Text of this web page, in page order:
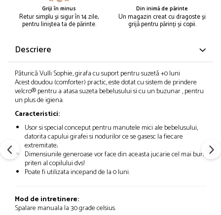
Griji în minus
Retur simplu și sigur în 14 zile,
pentru liniștea ta de părinte.
Din inimă de părinte
Un magazin creat cu dragoste și
grijă pentru părinți și copii.
Descriere
Păturică Vulli Sophie, girafa cu suport pentru suzetă +0 luni
Acest doudou (comforter) practic, este dotat cu sistem de prindere
velcro® pentru a atasa suzeta bebelusului si cu un buzunar , pentru
un plus de igiena.
Caracteristici:
Usor si special conceput pentru manutele mici ale bebelusului,
datorita capului girafei si nodurilor ce se gasesc la fiecare
extremitate;
Dimensiunile generoase vor face din aceasta jucarie cel mai bun
priten al copilului dvs!
Poate fi utilizata incepand de la 0 luni.
Mod de intretinere:
Spalare manuala la 30 grade celsius.